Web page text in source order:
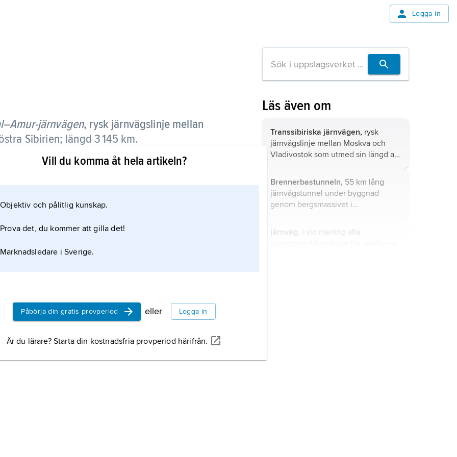
Logga in
järnvägen, rysk järnvägslinje mellan
Sibirien; längd 3 145 km.
i december 2003 i och med färdigställandet
genom ett bergspass (längsta tunneln i
på hela järnvägssträckan sedan 1989.
100 m långa), åtta tunnlar samt fler
Vill du komma åt hela artikeln?
Objektiv och pålitlig kunskap.
Prova det, du kommer att gilla det!
Marknadsledare i Sverige.
Påbörja din gratis provperiod eller Logga in
Är du lärare? Starta din kostnadsfria provperiod härifrån.
Läs även om
Transsibiriska järnvägen, rysk
järnvägslinje mellan Moskva och
Vladivostok som utmed sin längd av
tidszoner.
Brennerbastunneln, 55 km lång
järnvägstunnel under byggnad
genom bergsmassivet i
Österrike (där den knyts ihop med
befintliga järnvägstunnlar) och
järnväg , i vid mening alla